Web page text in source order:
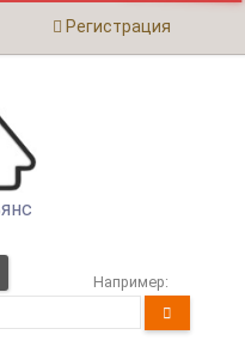
Регистрация
Например: